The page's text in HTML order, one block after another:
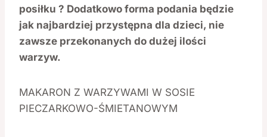
posiłku ? Dodatkowo forma podania będzie
jak najbardziej przystępna dla dzieci, nie
zawsze przekonanych do dużej ilości
warzyw.
MAKARON Z WARZYWAMI W SOSIE
PIECZARKOWO-ŚMIETANOWYM